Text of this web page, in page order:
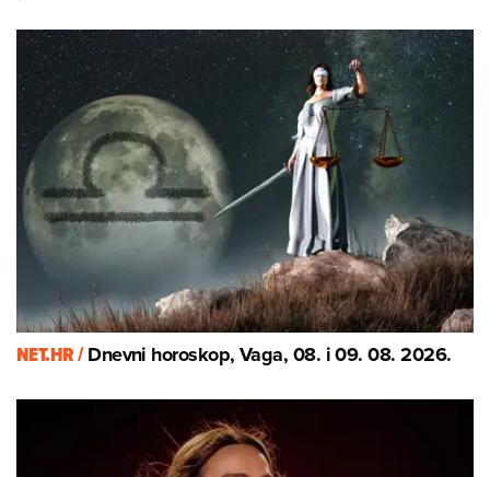
NET.HR /Dnevni horoskop, Vaga, 08. i 09. 08. 2026.